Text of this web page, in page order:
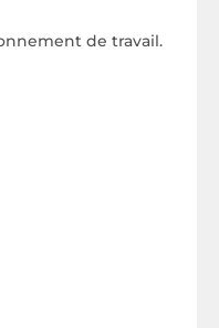
de travail.